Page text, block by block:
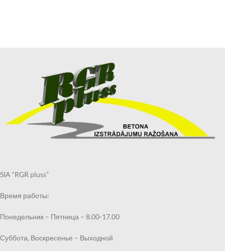
SIA “RGR pluss”
Время работы:
Понедельник – Пятница – 8.00-17.00
Суббота, Воскресенье – Выходной